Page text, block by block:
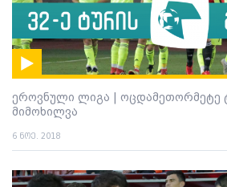
ეროვნული ლიგა | ოცდამეთორმეტე
მიმოხილვა
6 ნოე. 2018